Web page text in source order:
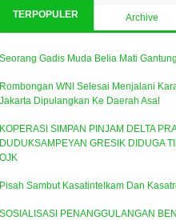
TERPOPULER Archive
Seorang Gadis Muda Belia Mati
Rombongan WNI Selesai Menjalani
Jakarta Dipulangkan Ke Daerah Asal
KOPERASI SIMPAN PINJAM DELTA
DUDUKSAMPEYAN GRESIK DIDUGA
OJK
Pisah Sambut Kasatintelkam Dan
SOSIALISASI PENANGGULANGAN